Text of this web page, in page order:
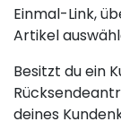
Einmal-Link,
Artikel
Besitzt du ein
deines